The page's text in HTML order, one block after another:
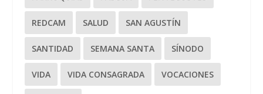
REDCAM SALUD SAN AGUSTÍN
SANTIDAD SEMANA SANTA SÍNODO
VIDA VIDA CONSAGRADA VOCACIONES